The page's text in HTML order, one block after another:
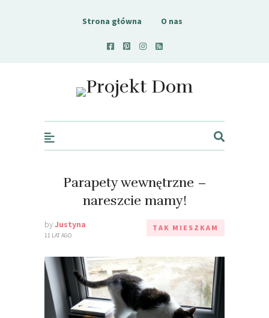
Strona główna O nas
Projekt Dom
Parapety wewnętrzne –
nareszcie mamy!
byJustyna
11 LAT AGO
TAK MIESZKAM